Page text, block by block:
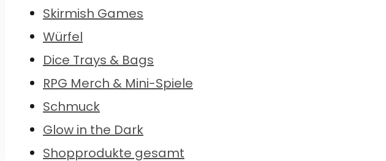
Skirmish Games
Würfel
Dice Trays & Bags
RPG Merch & Mini-Spiele
Schmuck
Glow in the Dark
Shopprodukte gesamt